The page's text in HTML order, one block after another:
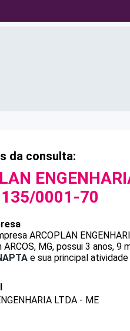
da consulta:
0001-70
ARCOPLAN
ARCOS, MG, possui 3 anos,
e sua principal
LTDA - ME